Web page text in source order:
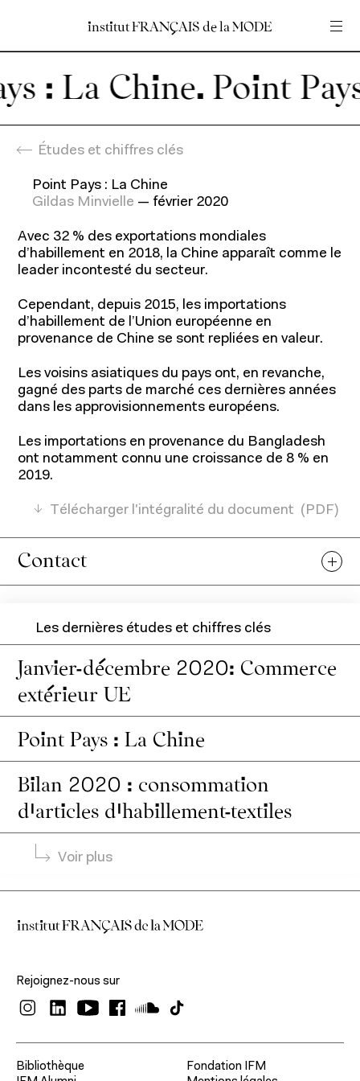
institutFRANÇAISdelaMODE
institutFRANÇAISdelaMODE
Programmes
Programmes pour étudiants
Programmes pour professionnels
Recherche et expertise
Recherche académique
Expertise économique et marketing
À propos
À propos de l'IFM
Relations entreprises
Entrepreneuriat
Entrez votre recherche
: La Chine.
Études et chiffres clés
Point Pays : La Chine
Gildas Minvielle — février 2020
Avec 32 % des exportations mondiales
d’habillement en 2018, la Chine apparaît comme le
leader incontesté du secteur.
Cependant, depuis 2015, les importations
d’habillement de l’Union européenne en
provenance de Chine se sont repliées en valeur.
Les voisins asiatiques du pays ont, en revanche,
gagné des parts de marché ces dernières années
dans les approvisionnements européens.
Les importations en provenance du Bangladesh
ont notamment connu une croissance de 8 % en
2019.
Télécharger l'intégralité du document
Contact
Les dernières études et chiffres clés
Janvier-décembre 2020: Commerce
extérieur UE
Point Pays : La Chine
Bilan 2020 : consommation
d’articles d’habillement-textiles
Voir plus
Bibliothèque
Fondation IFM
Rejoignez-nous sur